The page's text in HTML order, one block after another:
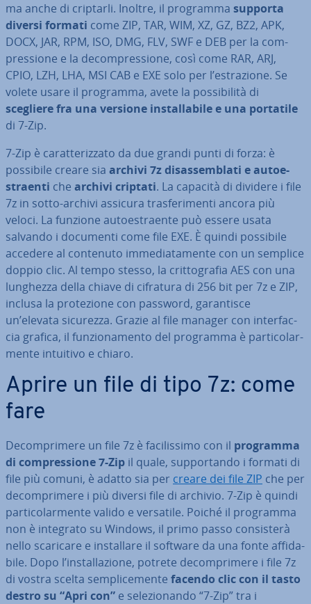
ma anche di criptarli. Inoltre, il programma supporta
diversi formati come ZIP, TAR, WIM, XZ, GZ, BZ2, APK,
DOCX, JAR, RPM, ISO, DMG, FLV, SWF e DEB per la com­
pres­sio­ne e la de­com­pres­sio­ne, così come RAR, ARJ,
CPIO, LZH, LHA, MSI CAB e EXE solo per l’estra­zio­ne. Se
volete usare il programma, avete la pos­si­bi­li­tà di
scegliere fra una versione in­stal­la­bi­le e una portatile
di 7-Zip.
7-Zip è ca­rat­te­riz­za­to da due grandi punti di forza: è
possibile creare sia archivi 7z di­sas­sem­bla­ti e au­toe­
straen­ti che archivi criptati. La capacità di dividere i file
7z in sotto-archivi assicura tra­sfe­ri­men­ti ancora più
veloci. La funzione au­toe­straen­te può essere usata
salvando i documenti come file EXE. È quindi possibile
accedere al contenuto im­me­dia­ta­men­te con un semplice
doppio clic. Al tempo stesso, la crit­to­gra­fia AES con una
lunghezza della chiave di cifratura di 256 bit per 7z e ZIP,
inclusa la pro­te­zio­ne con password, ga­ran­ti­sce
un’elevata sicurezza. Grazie al file manager con in­ter­fac­
cia grafica, il fun­zio­na­men­to del programma è par­ti­co­lar­
men­te intuitivo e chiaro.
Aprire un file di tipo 7z: come
fare
De­com­pri­me­re un file 7z è fa­ci­lis­si­mo con il programma
di com­pres­sio­ne 7-Zip il quale, sup­por­tan­do i formati di
file più comuni, è adatto sia per creare dei file ZIP che per
de­com­pri­me­re i più diversi file di archivio. 7-Zip è quindi
par­ti­co­lar­men­te valido e versatile. Poiché il programma
non è integrato su Windows, il primo passo con­si­ste­rà
nello scaricare e in­stal­la­re il software da una fonte af­fi­da­
bi­le. Dopo l’in­stal­la­zio­ne, potrete de­com­pri­me­re i file 7z
di vostra scelta sem­pli­ce­men­te facendo clic con il tasto
destro su “Apri con” e se­le­zio­nan­do “7-Zip” tra i